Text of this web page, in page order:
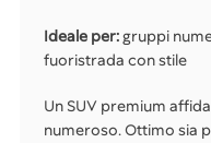
Ideale per:gruppi
fuoristrada con stile
Un SUV premium
numeroso. Ottimo sia